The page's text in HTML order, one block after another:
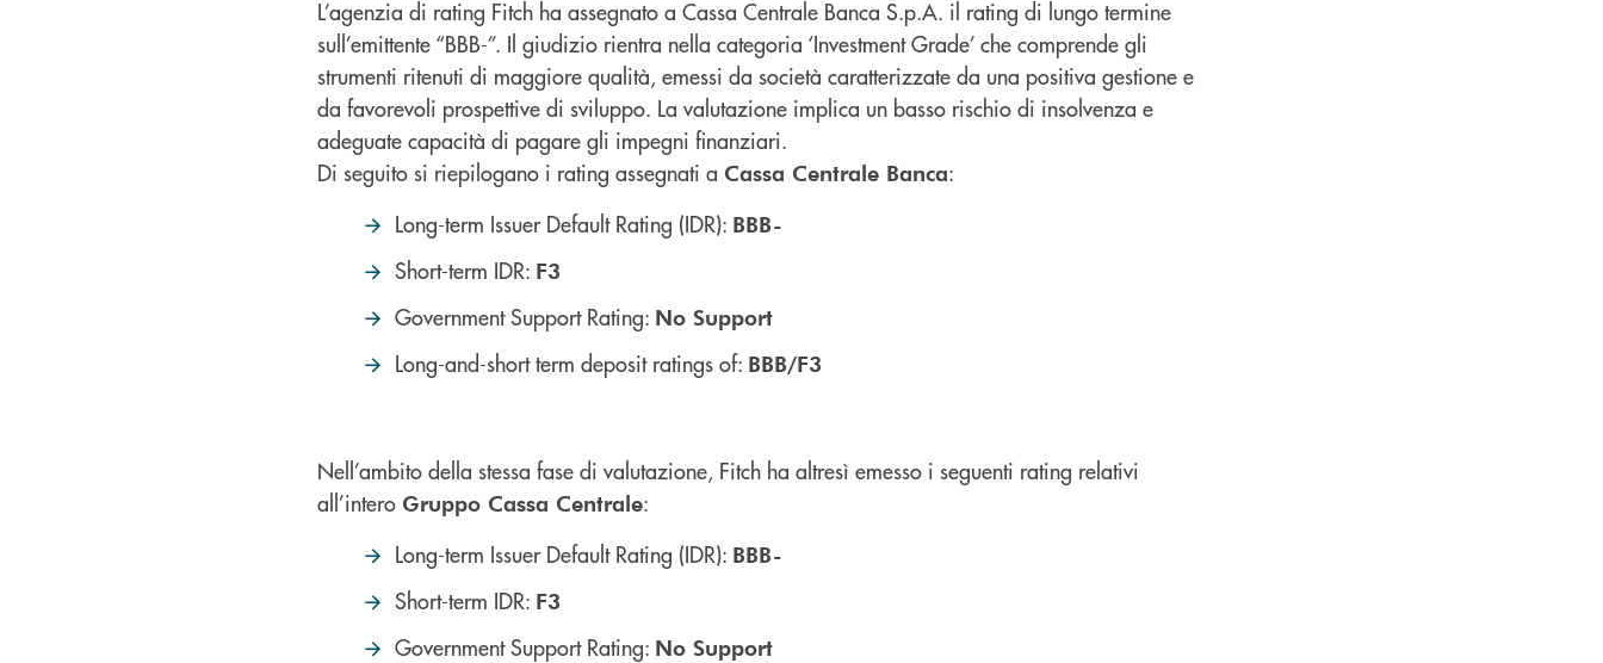
L’agenzia di rating Fitch ha assegnato a Cassa Centrale Banca S.p.A. il rating di lungo termine
sull’emittente “BBB-”. Il giudizio rientra nella categoria ‘Investment Grade’ che comprende gli
strumenti ritenuti di maggiore qualità, emessi da società caratterizzate da una positiva gestione e
da favorevoli prospettive di sviluppo. La valutazione implica un basso rischio di insolvenza e
adeguate capacità di pagare gli impegni finanziari.
Di seguito si riepilogano i rating assegnati a Cassa Centrale Banca:
Long-term Issuer Default Rating (IDR): BBB-
Short-term IDR: F3
Government Support Rating: No Support
Long-and-short term deposit ratings of: BBB/F3
Nell’ambito della stessa fase di valutazione, Fitch ha altresì emesso i seguenti rating relativi
all’intero Gruppo Cassa Centrale:
Long-term Issuer Default Rating (IDR): BBB-
Short-term IDR: F3
Government Support Rating: No Support